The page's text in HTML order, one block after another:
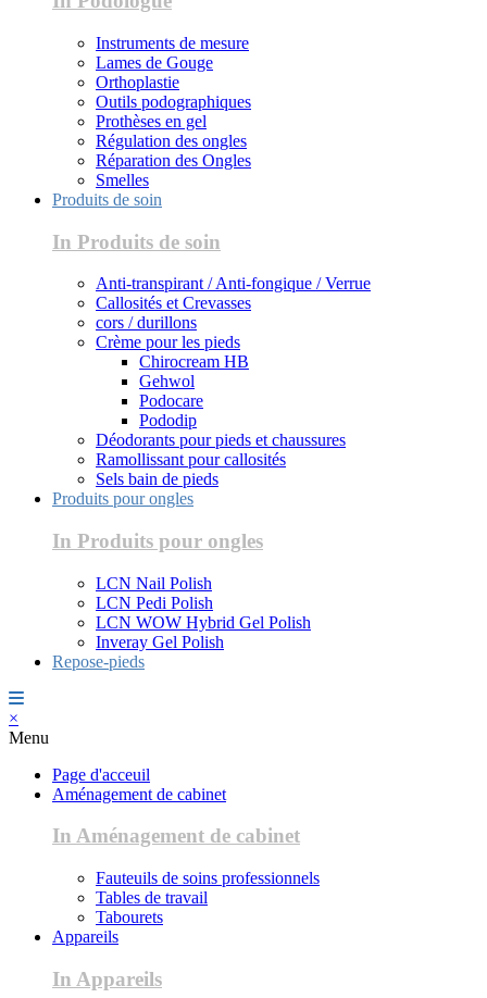
Instruments de mesure
Lames de Gouge
Orthoplastie
Outils podographiques
Prothèses en gel
Régulation des ongles
Réparation des Ongles
Smelles
Produits de soin
In Produits de soin
Anti-transpirant / Anti-fongique / Verrue
Callosités et Crevasses
cors / durillons
Crème pour les pieds
Chirocream HB
Gehwol
Podocare
Pododip
Déodorants pour pieds et chaussures
Ramollissant pour callosités
Sels bain de pieds
Produits pour ongles
In Produits pour ongles
LCN Nail Polish
LCN Pedi Polish
LCN WOW Hybrid Gel Polish
Inveray Gel Polish
Repose-pieds
×
Menu
Page d'acceuil
Aménagement de cabinet
In Aménagement de cabinet
Fauteuils de soins professionnels
Tables de travail
Tabourets
Appareils
In Appareils